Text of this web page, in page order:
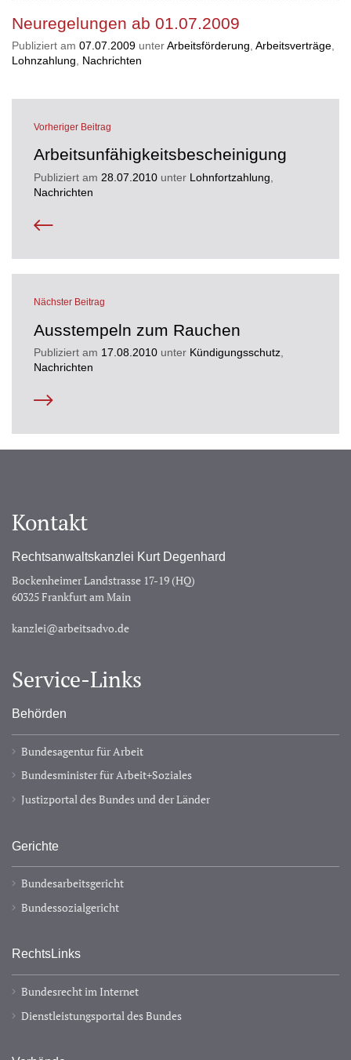
Neuregelungen ab 01.07.2009
Publiziert am 07.07.2009 unterArbeitsförderung Arbeitsverträge
Lohnzahlung
Nachrichten
Vorheriger Beitrag
Arbeitsunfähigkeitsbescheinigung
Publiziert am 28.07.2010 unter Lohnfortzahlung
Nachrichten
Nächster Beitrag
Ausstempeln zum Rauchen
Publiziert am 17.08.2010 unter Kündigungsschutz,
Nachrichten
Kontakt
Rechtsanwaltskanzlei Kurt Degenhard
Bockenheimer Landstrasse 17-19 (HQ)
60325 Frankfurt am Main
kanzlei@arbeitsadvo.de
Service-Links
Behörden
Bundesagentur für Arbeit
Bundesminister für Arbeit+Soziales
Justizportal des Bundes und der Länder
Gerichte
Bundesarbeitsgericht
Bundessozialgericht
RechtsLinks
Bundesrecht im Internet
Dienstleistungsportal des Bundes